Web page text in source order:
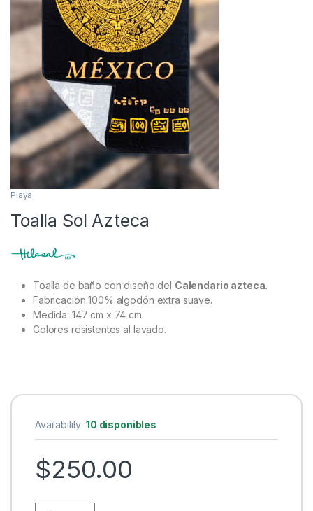
Playa
Toalla Sol Azteca
Toalla de baño con diseño del Calendario azteca.
Fabricación 100% algodón extra suave.
Medída: 147 cm x 74 cm.
Colores resistentes al lavado.
Availability:10 disponibles
$250.00